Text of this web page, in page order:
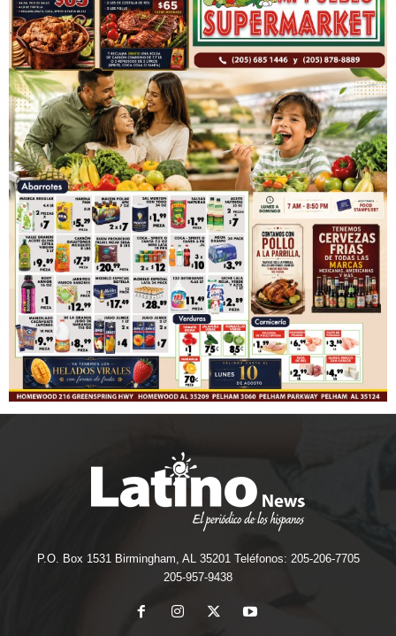
P.O. Box 1531 Birmingham, AL 35201 Teléfonos: 205-206-7705
205-957-9438